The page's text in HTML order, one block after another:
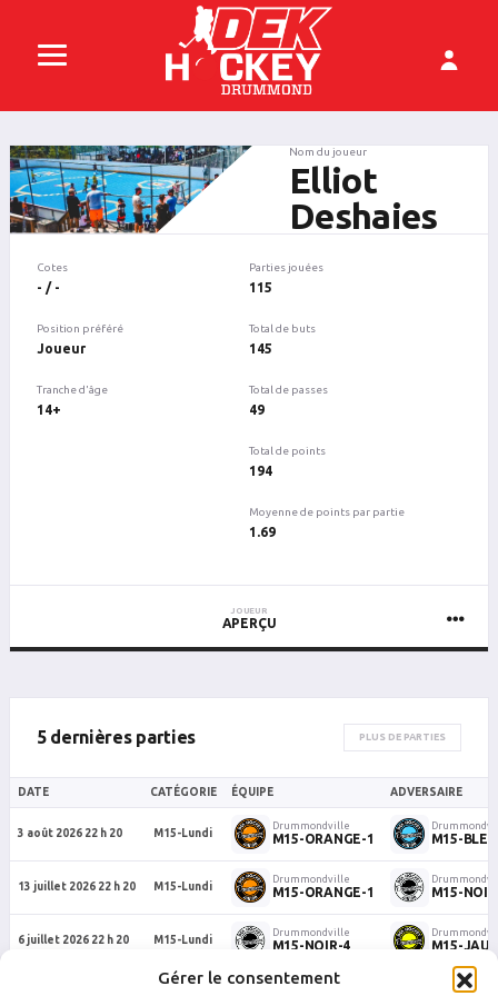
Gérer le consentement
Nom du joueur
Elliot
Deshaies
Cotes
- / -
Position préféré
Joueur
Tranche d'âge
14+
Parties jouées
115
Total de buts
145
Total de passes
49
Total de points
194
Moyenne de points par partie
1.69
JOUEUR
APERÇU
5 dernières parties PLUS DE PARTIES
DATE CATÉGORIE ÉQUIPE ADVERSAIRE
3 août 2026 22 h 20 M15-Lundi
Drummondville
M15-ORANGE-1 M15-
13 juillet 2026 22 h 20 M15-Lundi
Drummondville
M15-ORANGE-1 M15-
6 juillet 2026 22 h 20 M15-Lundi
Drummondville
M15-NOIR-4 M15-
Drummondville